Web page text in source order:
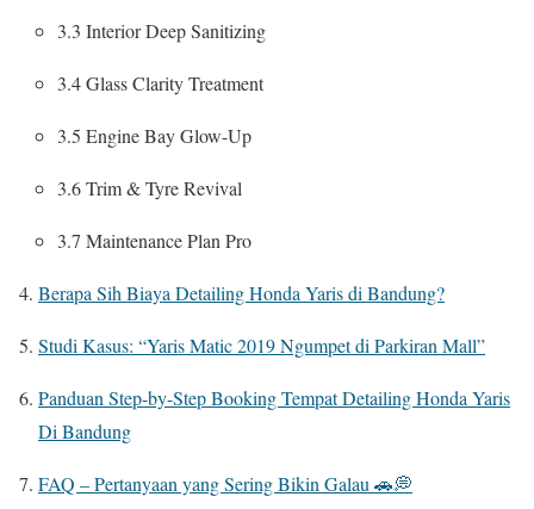
3.3 Interior Deep Sanitizing
3.4 Glass Clarity Treatment
3.5 Engine Bay Glow-Up
3.6 Trim & Tyre Revival
3.7 Maintenance Plan Pro
Berapa Sih Biaya Detailing Honda Yaris di Bandung?
Studi Kasus: “Yaris Matic 2019 Ngumpet di Parkiran Mall”
Panduan Step-by-Step Booking Tempat Detailing Honda Yaris
Di Bandung
FAQ – Pertanyaan yang Sering Bikin Galau 🚗💭